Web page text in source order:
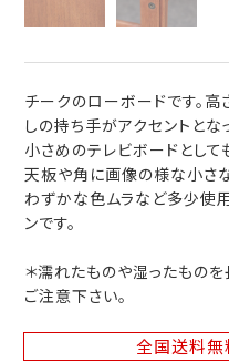
チークのローボードです。
しの持ち手がアクセントとな
小さめのテレビボードとして
天板や角に画像の様な小さ
わずかな色ムラなど多少使
ンです。
＊濡れたものや湿ったもの
ご注意下さい。
全国送料無